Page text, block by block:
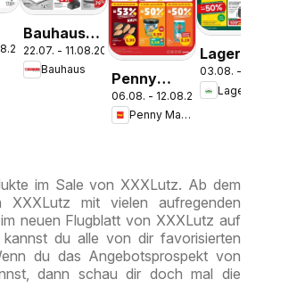
Bauhaus
Pasching,
Wels,
22.07. - 11.08.2026
Bauhaus
Penny
Markt Die
ganze
06.08. - 12.08.2026
Penny Markt
Lagerhaus
Wochen
Angebote
03.08. - 16.08.2026
Lagerhaus
im Sale von XXXLutz. Ab dem
mit vielen aufregenden
neuen Flugblatt von XXXLutz auf
du alle von dir favorisierten
du das Angebotsprospekt von
dann schau dir doch mal die